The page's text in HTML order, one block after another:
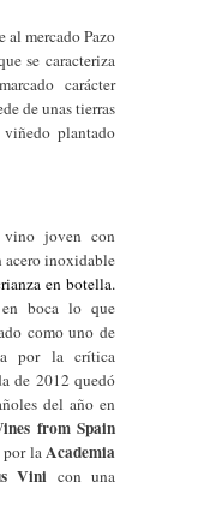
al mercado Pazo
se caracteriza
carácter
de unas tierras
plantado
vino joven con
acero inoxidable
en botella.
boca lo que
como uno de
por la crítica
de 2012 quedó
del año en
from Spain
por laAcademia
Vini con una